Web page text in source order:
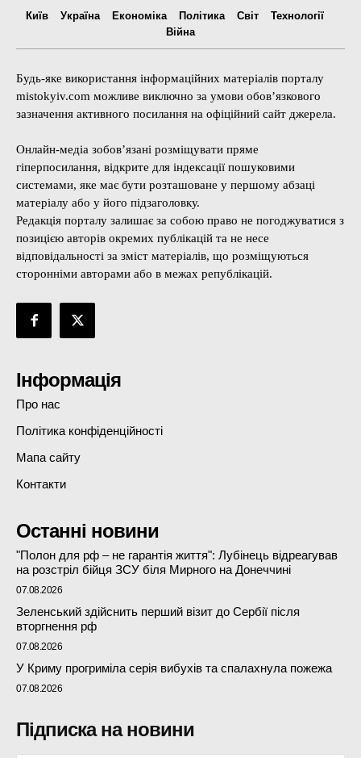
Київ Україна Економіка Політика Світ
Технології
Війна
Будь-яке використання інформаційних матеріалів порталу
mistokyiv.com можливе виключно за умови обов’язкового
зазначення активного посилання на офіційний сайт джерела.
Онлайн-медіа зобов’язані розміщувати пряме
гіперпосилання, відкрите для індексації пошуковими
системами, яке має бути розташоване у першому абзаці
матеріалу або у його підзаголовку.
Редакція порталу залишає за собою право не погоджуватися з
позицією авторів окремих публікацій та не несе
відповідальності за зміст матеріалів, що розміщуються
сторонніми авторами або в межах републікацій.
Інформація
Про нас
Політика конфіденційності
Мапа сайту
Контакти
Останні новини
"Полон для рф – не гарантія життя": Лубінець відреагував
на розстріл бійця ЗСУ біля Мирного на Донеччині
07.08.2026
Зеленський здійснить перший візит до Сербії після
вторгнення рф
07.08.2026
У Криму прогриміла серія вибухів та спалахнула пожежа
07.08.2026
Підписка на новини